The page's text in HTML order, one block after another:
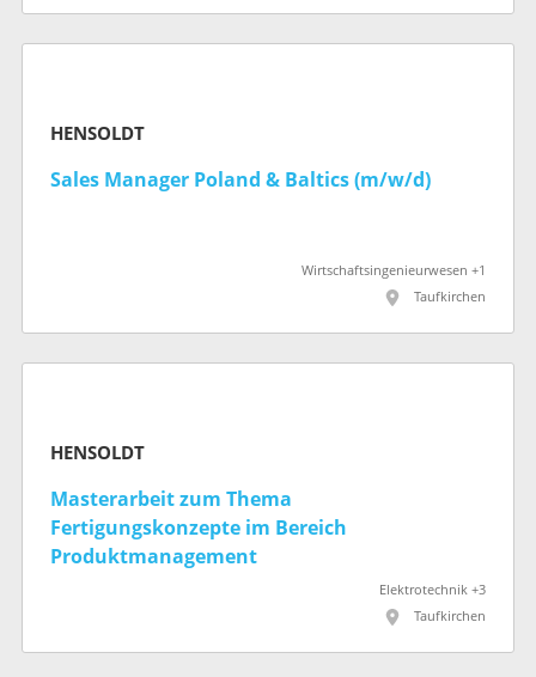
HENSOLDT
Sales Manager Poland & Baltics (m/w/d)
Wirtschaftsingenieurwesen +1
Taufkirchen
HENSOLDT
Masterarbeit zum Thema
Fertigungskonzepte im Bereich
Produktmanagement
Elektrotechnik +3
Taufkirchen